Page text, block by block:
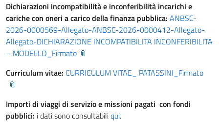
Dichiarazioni incompatibilità e inconferibilità incarichi e
cariche con oneri a carico della finanza pubblica: ANBSC-
2026-0000569-Allegato-ANBSC-2026-0000412-Allegato-
Allegato-DICHIARAZIONE INCOMPATIBILITA INCONFERIBILITA
– MODELLO_Firmato
Curriculum vitae: CURRICULUM VITAE_ PATASSINI_Firmato
Importi di viaggi di servizio e missioni pagati con fondi
pubblici: i dati sono consultabiliqui.